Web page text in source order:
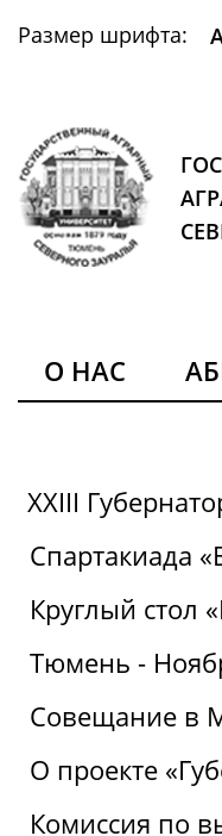
Размер шрифта:
О НАС
XXIII
Спартакиада
Круглый стол
Тюмень -
Совещание в
О проекте
Комиссия по